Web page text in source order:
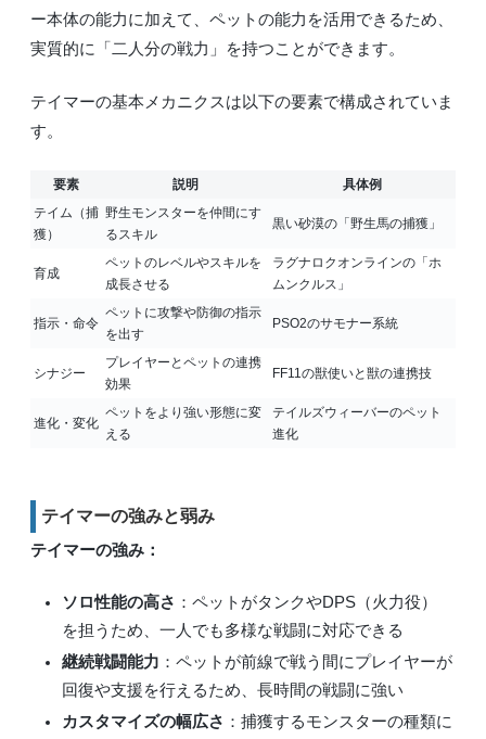
ー本体の能力に加えて、ペットの能力を活用できるため、
実質的に「二人分の戦力」を持つことができます。
テイマーの基本メカニクスは以下の要素で構成されていま
す。
要素 説明
具体例
テイム（捕
獲）
野生モンスターを仲間にす
るスキル
黒い砂漠の「野生馬の捕獲」
育成
ペットのレベルやスキルを
成長させる
ラグナロクオンラインの「ホ
ムンクルス」
指示・命令
ペットに攻撃や防御の指示
を出す
PSO2のサモナー系統
シナジー
プレイヤーとペットの連携
効果
FF11の獣使いと獣の連携技
進化・変化
ペットをより強い形態に変
える
テイルズウィーバーのペット
進化
テイマーの強みと弱み
テイマーの強み：
ソロ性能の高さ ：ペットがタンクやDPS（火力役）
を担うため、一人でも多様な戦闘に対応できる
継続戦闘能力 ：ペットが前線で戦う間にプレイヤーが
回復や支援を行えるため、長時間の戦闘に強い
カスタマイズの幅広さ ：捕獲するモンスターの種類に